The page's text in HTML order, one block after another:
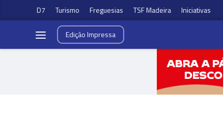
D7 Turismo Freguesias TSF Madeira Iniciativas
EdiçãoImpressa